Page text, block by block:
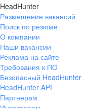
HeadHunter
Размещение вакансий
Поиск по резюме
О компании
Наши вакансии
Реклама на сайте
Требования к ПО
Безопасный HeadHunter
HeadHunter API
Партнерам